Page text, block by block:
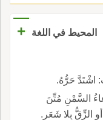
المحيط في اللغة
+
اشْتَدَّ حَرُّهُ.
السَّمْنِ مُتِّنَ
الزِّقُّ بِلا شَعَرٍ.